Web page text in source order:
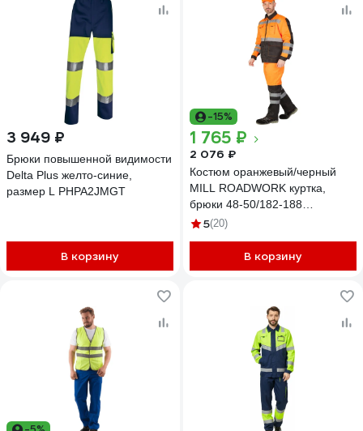
3 949 ₽
Брюки повышенной видимости
Delta Plus желто-синие,
размер L PHPA2JMGT
В корзину
-15%
1 765 ₽
2 076 ₽
Костюм оранжевый/черный
MILL ROADWORK куртка,
брюки 48-50/182-188
4660319474839
5(20)
В корзину